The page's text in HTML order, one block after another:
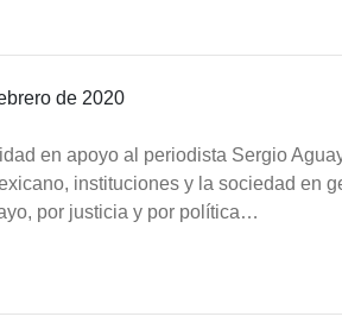
de 2020
en apoyo al periodista Sergio
instituciones y la sociedad en
por justicia y por política…